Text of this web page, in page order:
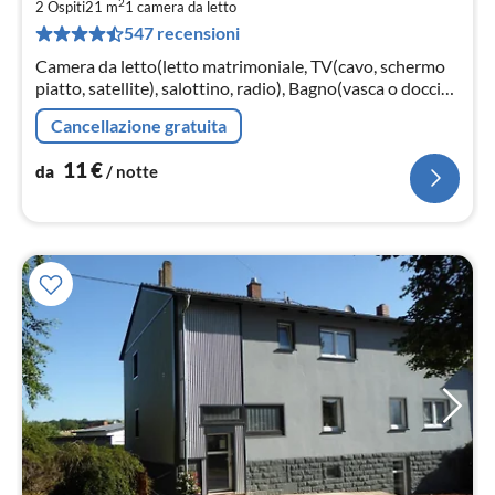
2 Ospiti21 m 1 camera da letto
547 recensioni
Camera da letto(letto matrimoniale, TV(cavo, schermo
piatto, satellite), salottino, radio), Bagno(vasca o doccia,
lavandino, WC, asciugacapelli, )
Cancellazione gratuita
da 11€/ notte